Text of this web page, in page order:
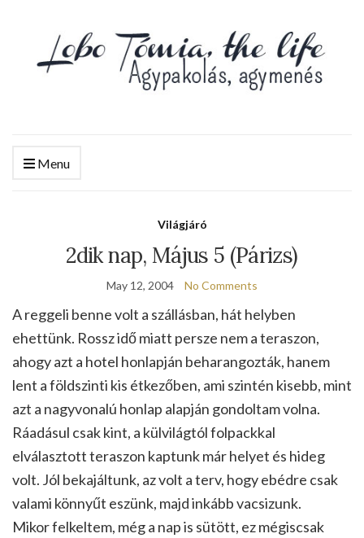
Menu
Világjáró
2dik nap, Május 5 (Párizs)
May 12, 2004 No Comments
A reggeli benne volt a szállásban, hát helyben
ehettünk. Rossz idő miatt persze nem a teraszon,
ahogy azt a hotel honlapján beharangozták, hanem
lent a földszinti kis étkezőben, ami szintén kisebb, mint
azt a nagyvonalú honlap alapján gondoltam volna.
Ráadásul csak kint, a külvilágtól folpackkal
elválasztott teraszon kaptunk már helyet és hideg
volt. Jól bekajáltunk, az volt a terv, hogy ebédre csak
valami könnyűt eszünk, majd inkább vacsizunk.
Mikor felkeltem, még a nap is sütött, ez mégiscsak